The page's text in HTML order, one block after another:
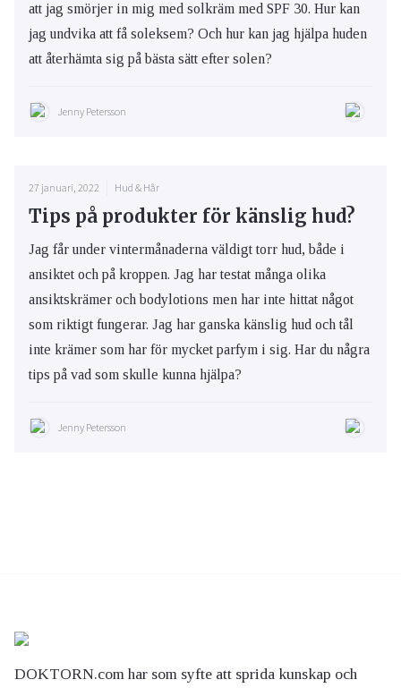
att jag smörjer in mig med solkräm med SPF 30. Hur kan
jag undvika att få soleksem? Och hur kan jag hjälpa huden
att återhämta sig på bästa sätt efter solen?
Jenny Petersson
27 januari, 2022 Hud & Hår
Tips på produkter för känslig hud?
Jag får under vintermånaderna väldigt torr hud, både i
ansiktet och på kroppen. Jag har testat många olika
ansiktskrämer och bodylotions men har inte hittat något
som riktigt fungerar. Jag har ganska känslig hud och tål
inte krämer som har för mycket parfym i sig. Har du några
tips på vad som skulle kunna hjälpa?
Jenny Petersson
DOKTORN.com har som syfte att sprida kunskap och